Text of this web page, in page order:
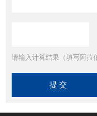
请输入计算结果（填写阿拉